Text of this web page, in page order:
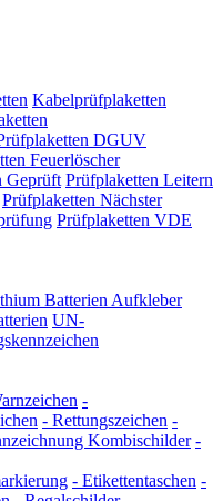
Kabelprüfplaketten
DGUV
Feuerlöscher
Geprüft Prüfplaketten Leitern
Prüfplaketten Nächster
Prüfplaketten VDE
Batterien Aufkleber
UN-
-
- Rettungszeichen -
Kombischilder -
- Etikettentaschen -